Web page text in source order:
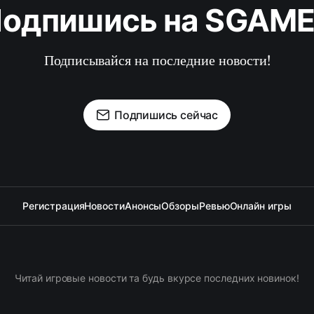
на
Подписывайся на последние новости!
Подпишись сейчас
РегистрацияНовостиАнонсыОбзорыРевьюОнлайн игры
Читай игровые новости та будь вкурсе последних новинок!